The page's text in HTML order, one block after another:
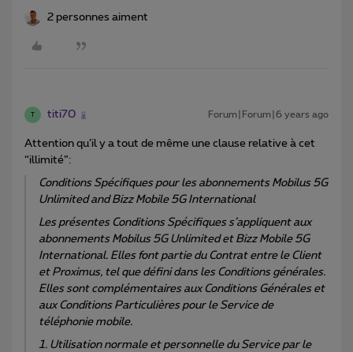
2 personnes aiment
titi70 Forum|Forum|6 years ago
Attention qu’il y a tout de même une clause relative à cet
“illimité”:
Conditions Spécifiques pour les abonnements Mobilus 5G
Unlimited and Bizz Mobile 5G International
Les présentes Conditions Spécifiques s’appliquent aux
abonnements Mobilus 5G Unlimited et Bizz Mobile 5G
International. Elles font partie du Contrat entre le Client
et Proximus, tel que défini dans les Conditions générales.
Elles sont complémentaires aux Conditions Générales et
aux Conditions Particulières pour le Service de
téléphonie mobile.
1. Utilisation normale et personnelle du Service par le